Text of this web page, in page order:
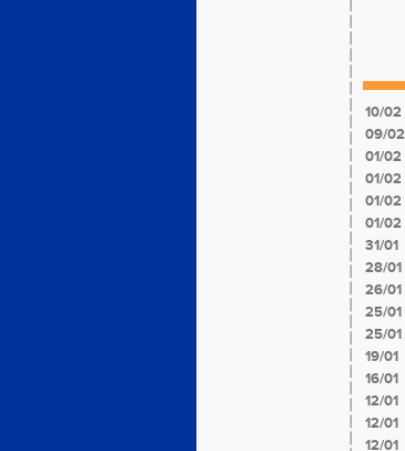
10/02
09/02
01/02
01/02
01/02
01/02
31/01
28/01
26/01
25/01
25/01
19/01
16/01
12/01
12/01
12/01